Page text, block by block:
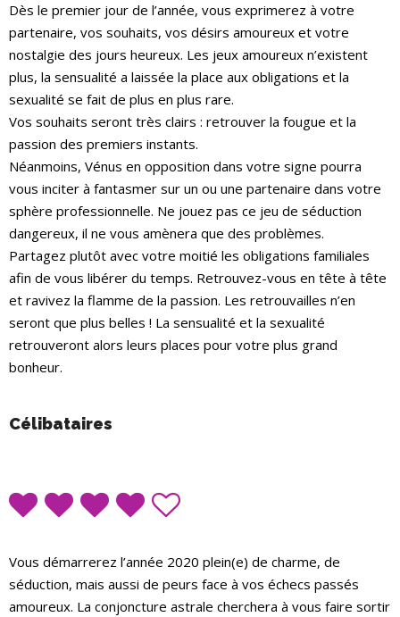
Dès le premier jour de l’année, vous exprimerez à votre
partenaire, vos souhaits, vos désirs amoureux et votre
nostalgie des jours heureux. Les jeux amoureux n’existent
plus, la sensualité a laissée la place aux obligations et la
sexualité se fait de plus en plus rare.
Vos souhaits seront très clairs : retrouver la fougue et la
passion des premiers instants.
Néanmoins, Vénus en opposition dans votre signe pourra
vous inciter à fantasmer sur un ou une partenaire dans votre
sphère professionnelle. Ne jouez pas ce jeu de séduction
dangereux, il ne vous amènera que des problèmes.
Partagez plutôt avec votre moitié les obligations familiales
afin de vous libérer du temps. Retrouvez-vous en tête à tête
et ravivez la flamme de la passion. Les retrouvailles n’en
seront que plus belles ! La sensualité et la sexualité
retrouveront alors leurs places pour votre plus grand
bonheur.
Célibataires
Vous démarrerez l’année 2020 plein(e) de charme, de
séduction, mais aussi de peurs face à vos échecs passés
amoureux. La conjoncture astrale cherchera à vous faire sortir